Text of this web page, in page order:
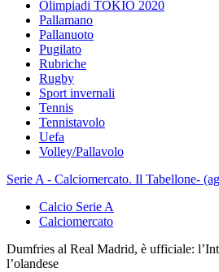
Olimpiadi TOKIO 2020
Pallamano
Pallanuoto
Pugilato
Rubriche
Rugby
Sport invernali
Tennis
Tennistavolo
Uefa
Volley/Pallavolo
Serie A - Calciomercato. Il Tabellone-
Calcio Serie A
Calciomercato
Dumfries al Real Madrid, è ufficiale:
l’olandese